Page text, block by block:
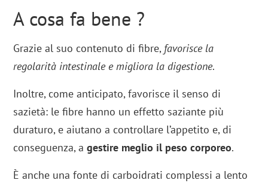
A cosa fa bene ?
Grazie al suo contenuto di fibre, favorisce la
regolarità intestinale e migliora la digestione.
Inoltre, come anticipato, favorisce il senso di
sazietà: le fibre hanno un effetto saziante più
duraturo, e aiutano a controllare l’appetito e, di
conseguenza, agestire meglio il peso corporeo.
È anche una fonte di carboidrati complessi a lento